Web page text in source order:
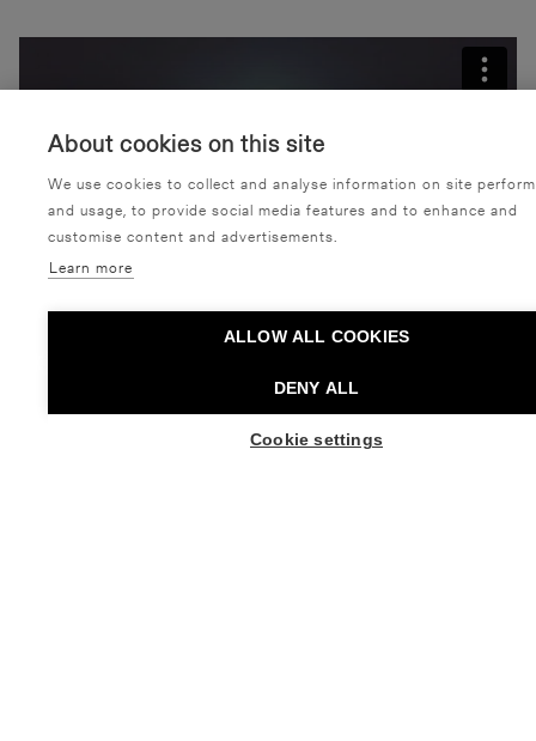
About cookies on this site
We use cookies to collect and analyse information on site
and usage, to provide social media features and to enhance and
customise content and advertisements.
Learn more
ALLOW ALL COOKIES
DENY ALL
Cookie settings
TEKIJÄT
OSTA LIPPUJA